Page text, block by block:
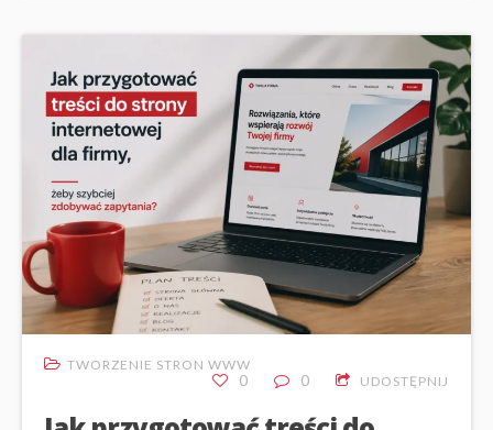
TWORZENIE STRON WWW
0 0 UDOSTĘPNIJ